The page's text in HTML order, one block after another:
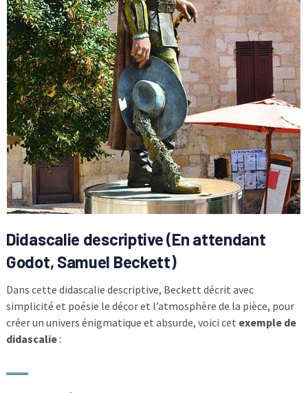
Didascalie descriptive (En attendant
Godot, Samuel Beckett)
Dans cette didascalie descriptive, Beckett décrit avec
simplicité et poésie le décor et l’atmosphère de la pièce, pour
créer un univers énigmatique et absurde, voici cet exemple de
didascalie: